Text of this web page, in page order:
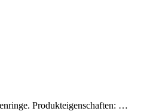
Produkteigenschaften: …